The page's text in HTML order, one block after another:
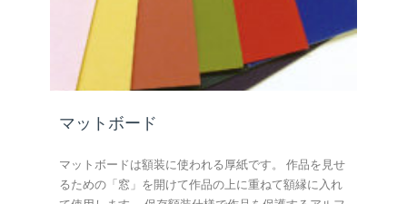
マットボード
マットボードは額装に使われる厚紙です。 作品を見せ
るための「窓」を開けて作品の上に重ねて額縁に入れ